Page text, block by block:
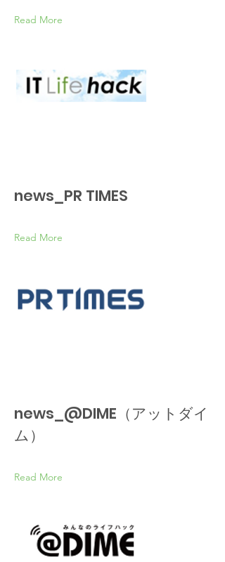
Read More
news_PR TIMES
Read More
news_@DIME（アットダイ
ム）
Read More